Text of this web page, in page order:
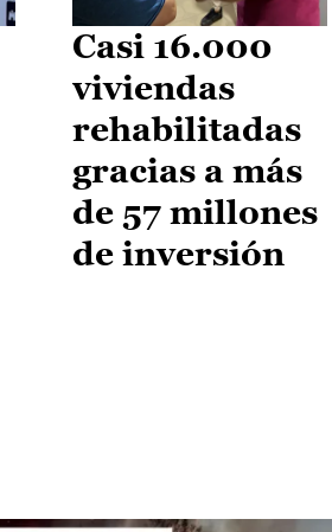
Casi 16.000
viviendas
rehabilitadas
gracias a más
de 57 millones
de inversión